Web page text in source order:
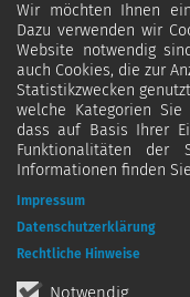
Wir möchten Ihnen
Dazu verwenden wir
Website notwendig
auch Cookies, die zur
Statistikzwecken
welche Kategorien
dass auf Basis Ihrer
Funktionalitäten der
Informationen finden
Notwendig
Impressum
Datenschutzerklärung
Rechtliche Hinweise